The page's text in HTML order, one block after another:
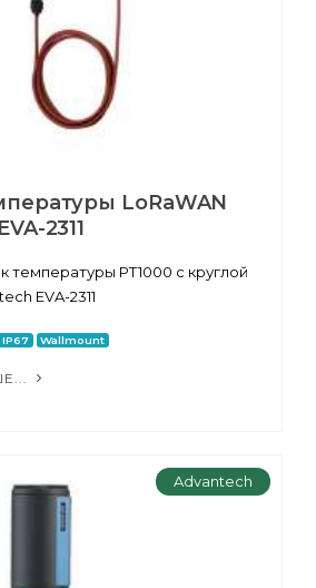
LoRaWAN
2311
температуры PT1000 с круглой
EVA-2311
IP67 Wallmount
Advantech